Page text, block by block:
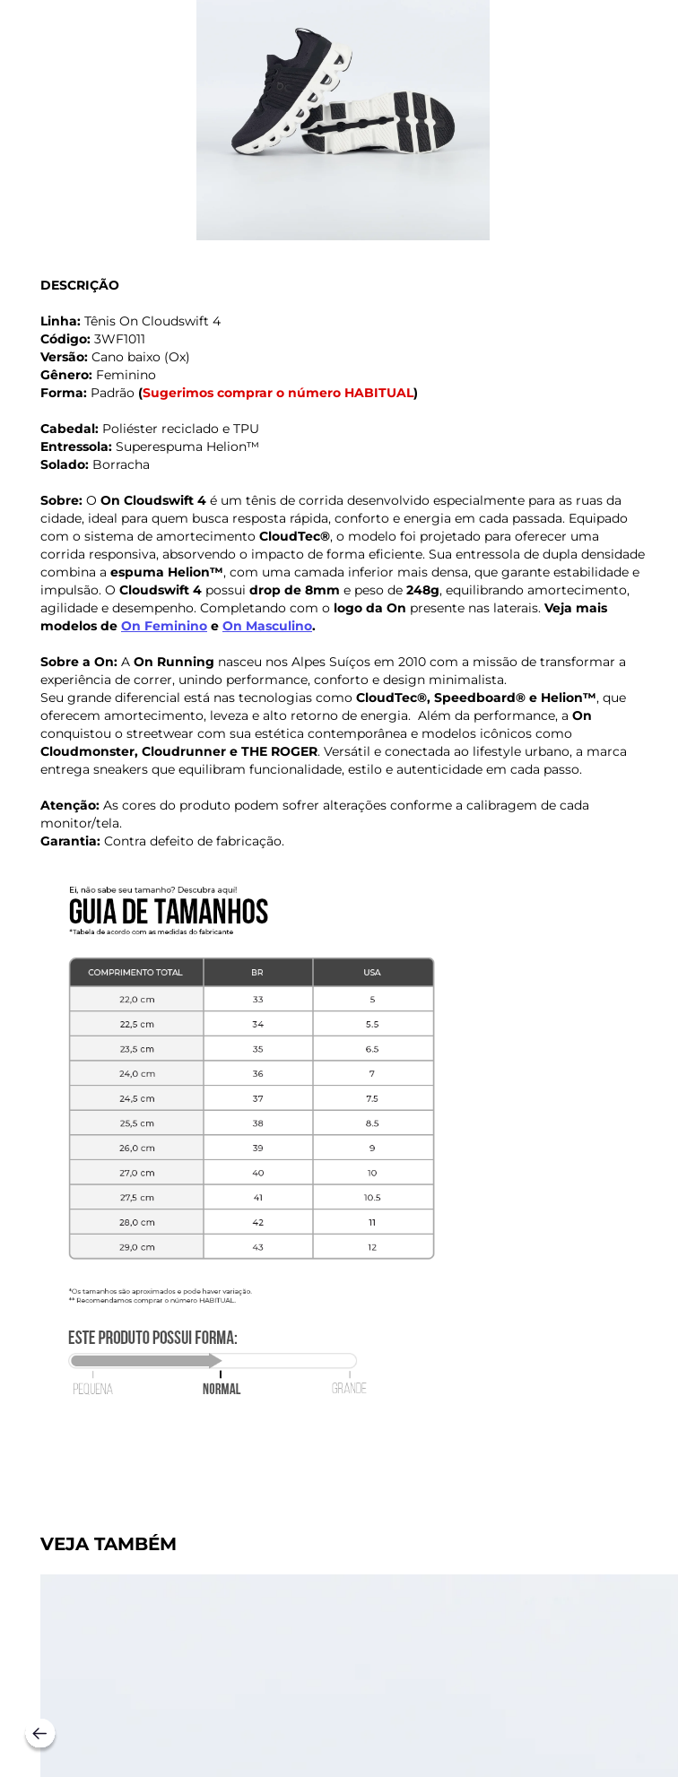
DESCRIÇÃO
Linha: Tênis On Cloudswift 4
Código: 3WF1011
Versão: Cano baixo (Ox)
Gênero: Feminino
Forma: Padrão (Sugerimos comprar o número HABITUAL)
Cabedal: Poliéster reciclado e TPU
Entressola: Superespuma Helion™
Solado: Borracha
Sobre: O On Cloudswift 4 é um tênis de corrida desenvolvido especialmente para as ruas da
cidade, ideal para quem busca resposta rápida, conforto e energia em cada passada. Equipado
com o sistema de amortecimento CloudTec®, o modelo foi projetado para oferecer uma
corrida responsiva, absorvendo o impacto de forma eficiente. Sua entressola de dupla densidade
combina a espuma Helion™, com uma camada inferior mais densa, que garante estabilidade e
impulsão. O Cloudswift 4 possui drop de 8mm e peso de 248g, equilibrando amortecimento,
agilidade e desempenho. Completando com o logo da On presente nas laterais. Veja mais
modelos de On Feminino e On Masculino.
Sobre a On: A On Running nasceu nos Alpes Suíços em 2010 com a missão de transformar a
experiência de correr, unindo performance, conforto e design minimalista.
Seu grande diferencial está nas tecnologias como CloudTec®, Speedboard® e Helion™, que
oferecem amortecimento, leveza e alto retorno de energia. Além da performance, a On
conquistou o streetwear com sua estética contemporânea e modelos icônicos como
Cloudmonster, Cloudrunner e THE ROGER. Versátil e conectada ao lifestyle urbano, a marca
entrega sneakers que equilibram funcionalidade, estilo e autenticidade em cada passo.
Atenção: As cores do produto podem sofrer alterações conforme a calibragem de cada
monitor/tela.
Garantia: Contra defeito de fabricação.
VEJA TAMBÉM